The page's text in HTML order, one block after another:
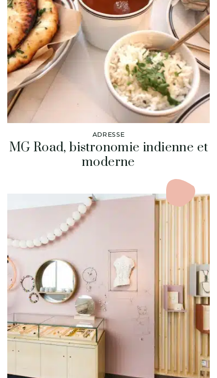
ADRESSE
MG Road, bistronomie indienne et
moderne